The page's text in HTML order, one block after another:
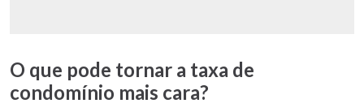
O que pode tornar a taxa de
condomínio mais cara?